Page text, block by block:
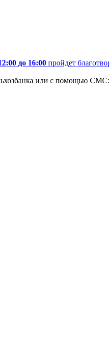
до 16:00 пройдет
или с помощью СМС: